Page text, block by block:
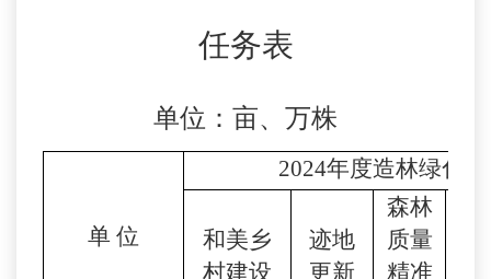
任务表
单位：亩、万株
单 位
2024年度造林绿化
和美乡
村建设
迹地
更新
森林
质量
精准